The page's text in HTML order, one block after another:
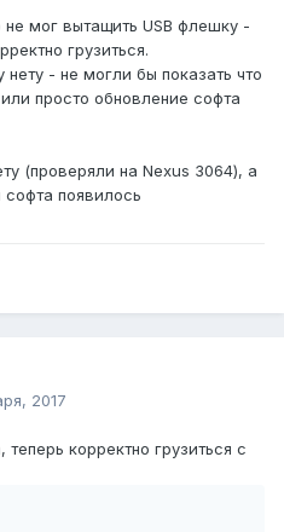
мог вытащить USB флешку -
грузиться.
- не могли бы показать что
просто обновление софта
(проверяли на Nexus 3064), а
появилось
2017
корректно грузиться с